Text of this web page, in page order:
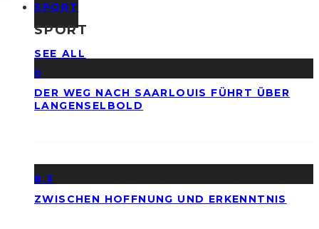
SPORT
SPORT
SEE ALL
0
DER WEG NACH SAARLOUIS FÜHRT ÜBER
LANGENSELBOLD
8.3
ZWISCHEN HOFFNUNG UND ERKENNTNIS